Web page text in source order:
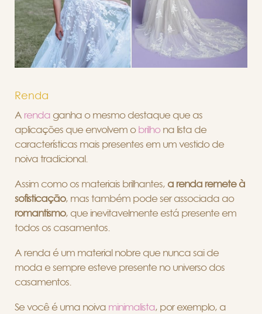
Renda
A renda ganha o mesmo destaque que as
aplicações que envolvem o brilhona lista de
características mais presentes em um vestido de
noiva tradicional.
Assim como os materiais brilhantes, a renda remete à
sofisticação, mas também pode ser associada ao
romantismo, que inevitavelmente está presente em
todos os casamentos.
A renda é um material nobre que nunca sai de
moda e sempre esteve presente no universo dos
casamentos.
Se você é uma noiva minimalista, por exemplo, a